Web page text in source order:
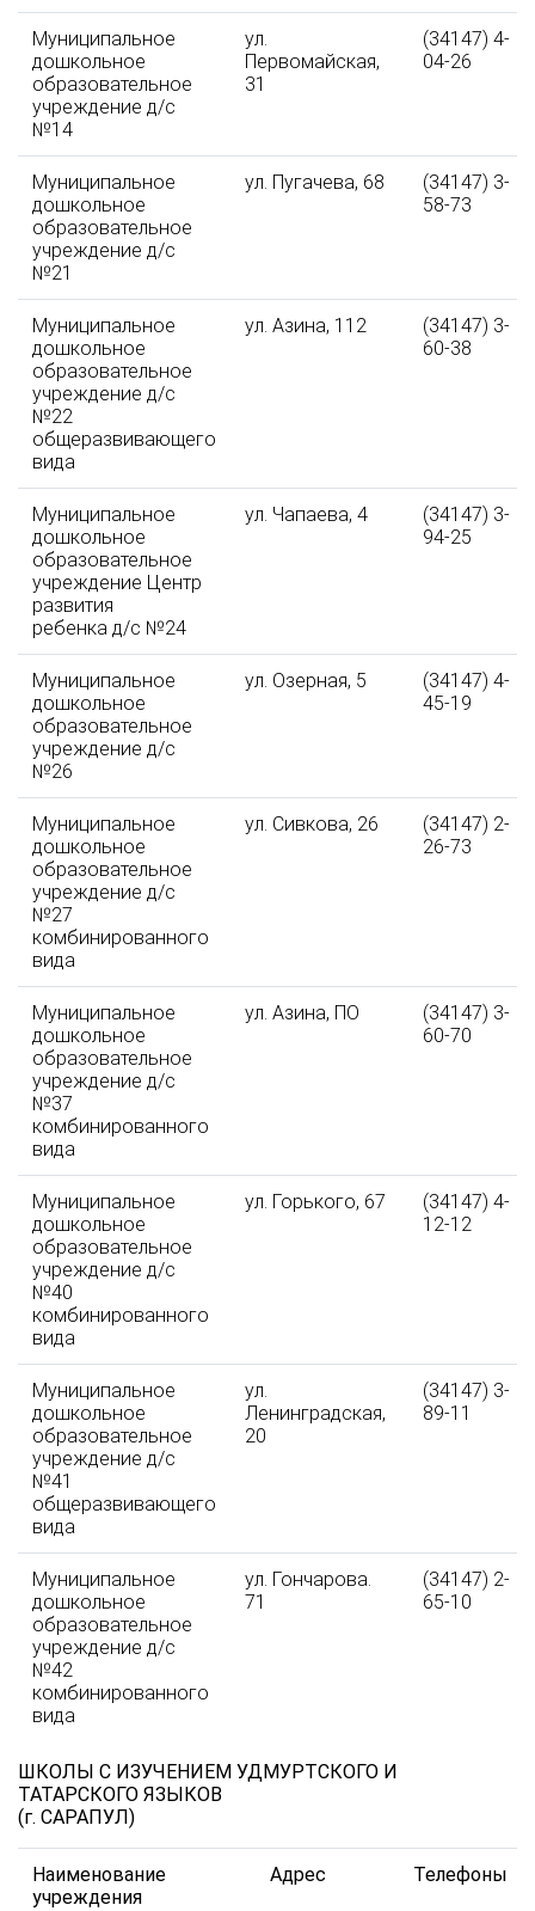
Муниципальное
дошкольное
образовательное
учреждение д/с
№14
ул.
Первомайская,
31
(34147) 4-
04-26
Муниципальное
дошкольное
образовательное
учреждение д/с
№21
ул. Пугачева, 68
(34147) 3-
58-73
Муниципальное
дошкольное
образовательное
учреждение д/с
№22
общеразвивающего
вида
ул. Азина, 112
(34147) 3-
60-38
Муниципальное
дошкольное
образовательное
учреждение Центр
развития
ребенка д/с №24
ул. Чапаева, 4
(34147) 3-
94-25
Муниципальное
дошкольное
образовательное
учреждение д/с
№26
ул. Озерная, 5
(34147) 4-
45-19
Муниципальное
дошкольное
образовательное
учреждение д/с
№27
комбинированного
вида
ул. Сивкова, 26
(34147) 2-
26-73
Муниципальное
дошкольное
образовательное
учреждение д/с
№37
комбинированного
вида
ул. Азина, ПО
(34147) 3-
60-70
Муниципальное
дошкольное
образовательное
учреждение д/с
№40
комбинированного
вида
ул. Горького, 67
(34147) 4-
12-12
Муниципальное
дошкольное
образовательное
учреждение д/с
№41
общеразвивающего
вида
ул.
Ленинградская,
20
(34147) 3-
89-11
Муниципальное
дошкольное
образовательное
учреждение д/с
№42
комбинированного
вида
ул. Гончарова.
71
(34147) 2-
65-10
ШКОЛЫ С ИЗУЧЕНИЕМ УДМУРТСКОГО И
ТАТАРСКОГО ЯЗЫКОВ
(г. САРАПУЛ)
Наименование
учреждения
Адрес Телефоны